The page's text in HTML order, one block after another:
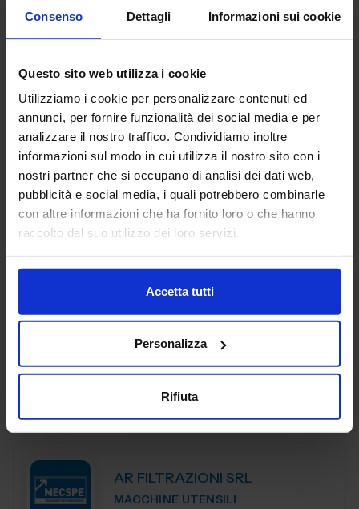
Consenso Dettagli Informazioni sui cookie
Questo sito web utilizza i cookie
Utilizziamo i cookie per personalizzare contenuti ed
annunci, per fornire funzionalità dei social media e per
analizzare il nostro traffico. Condividiamo inoltre
informazioni sul modo in cui utilizza il nostro sito con i
nostri partner che si occupano di analisi dei dati web,
pubblicità e social media, i quali potrebbero combinarle
con altre informazioni che ha fornito loro o che hanno
raccolto dal suo utilizzo dei loro servizi.
Accetta tutti
Personalizza
Rifiuta
ALPHACAM è il CAD-CAM distribuito da Licom Systems . E'
macchine utensili siano essi centri di lavoro, pantografi,
Padiglione: Pad. 16Stand: E43
Aggiungi ai preferiti
Vai alla scheda
Padiglione:Pad. 14Stand:E31
AR FILTRAZIONI SRL
MACCHINE UTENSILI